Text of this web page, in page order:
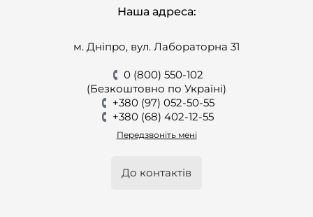
Наша адреса:
м. Дніпро, вул. Лабораторна 31
0 (800) 550-102
(Безкоштовно по Україні)
+380 (97) 052-50-55
+380 (68) 402-12-55
Передзвоніть мені
До контактів